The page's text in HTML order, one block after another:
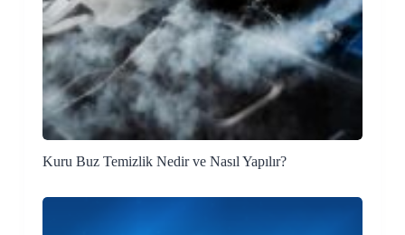
Kuru Buz Temizlik Nedir ve Nasıl Yapılır?